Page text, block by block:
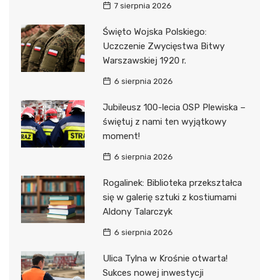
7 sierpnia 2026
Święto Wojska Polskiego:
Uczczenie Zwycięstwa Bitwy
Warszawskiej 1920 r.
6 sierpnia 2026
Jubileusz 100-lecia OSP Plewiska –
świętuj z nami ten wyjątkowy
moment!
6 sierpnia 2026
Rogalinek: Biblioteka przekształca
się w galerię sztuki z kostiumami
Aldony Talarczyk
6 sierpnia 2026
Ulica Tylna w Krośnie otwarta!
Sukces nowej inwestycji